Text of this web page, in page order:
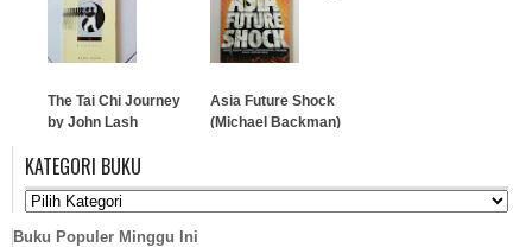
…
…
The Tai Chi Journey
by John Lash
…
Asia Future Shock
(Michael Backman)
KATEGORI BUKU
Buku Populer Minggu Ini